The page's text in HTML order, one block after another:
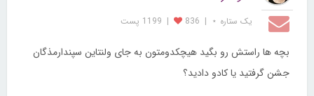
یک ستاره ⋆ |
836
| 1199 پست
بچه ها راستش رو بگید هیچکدومتون به جای ولنتاین سپندارمذگان
جشن گرفتید یا کادو دادید؟